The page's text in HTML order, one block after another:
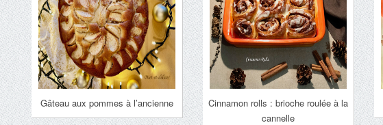
Gâteau aux pommes à l’ancienne
Cinnamon rolls : brioche roulée à la
cannelle